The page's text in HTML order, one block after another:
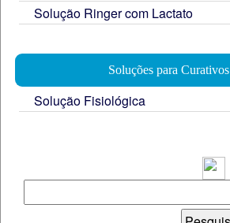
Solução Ringer com Lactato
Soluções para Curativos
Solução Fisiológica